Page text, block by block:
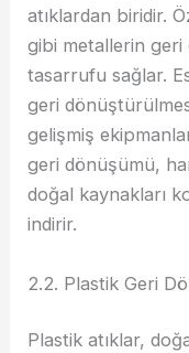
atıklardan biridir.
gibi metallerin
tasarrufu sağlar.
geri
gelişmiş
geri dönüşümü,
doğal kaynakları
indirir.
2.2. Plastik Geri
Plastik atıklar,